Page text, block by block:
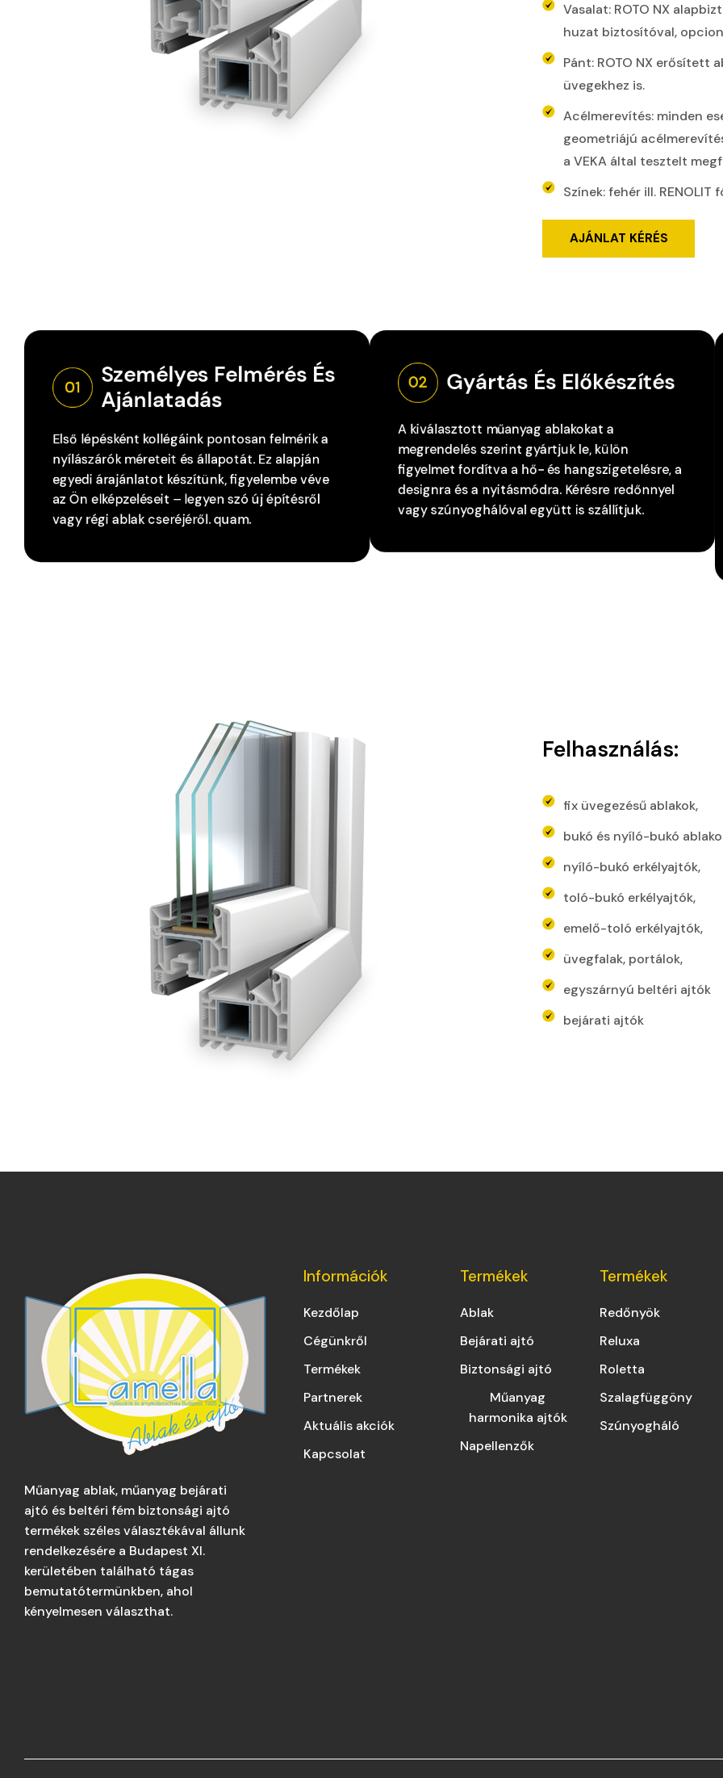
Vasalat: ROTO NX
huzat biztosítóval,
Pánt: ROTO NX erősített
üvegekhez is.
Acélmerevítés: minden
geometriájú
a VEKA által tesztelt
Színek: fehér ill. RENOLIT
AJÁNLAT KÉRÉS
01
Személyes Felmérés És
Ajánlatadás
Első lépésként kollégáink pontosan felmérik a
nyílászárók méreteit és állapotát. Ez alapján
egyedi árajánlatot készítünk, figyelembe véve
az Ön elképzeléseit – legyen szó új építésről
vagy régi ablak cseréjéről. quam.
02 Gyártás És Előkészítés
A kiválasztott műanyag ablakokat a
megrendelés szerint gyártjuk le, külön
figyelmet fordítva a hő- és hangszigetelésre, a
designra és a nyitásmódra. Kérésre redőnnyel
vagy szúnyoghálóval együtt is szállítjuk.
Felhasználás:
fix üvegezésű ablakok,
bukó és nyíló-bukó
nyíló-bukó erkélyajtók,
toló-bukó erkélyajtók,
emelő-toló erkélyajtók,
üvegfalak, portálok,
egyszárnyú beltéri ajtók
bejárati ajtók
Műanyag ablak, műanyag bejárati
ajtó és beltéri fém biztonsági ajtó
termékek széles választékával állunk
rendelkezésére a Budapest XI.
kerületében található tágas
bemutatótermünkben, ahol
kényelmesen választhat.
Információk
Kezdőlap
Cégünkről
Termékek
Partnerek
Aktuális akciók
Kapcsolat
Termékek
Ablak
Bejárati ajtó
Biztonsági ajtó
Műanyag
harmonika ajtók
Napellenzők
Termékek
Redőnyök
Reluxa
Roletta
Szalagfüggöny
Szúnyogháló